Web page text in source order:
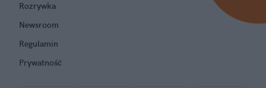
Rozrywka
Newsroom
Regulamin
Prywatność